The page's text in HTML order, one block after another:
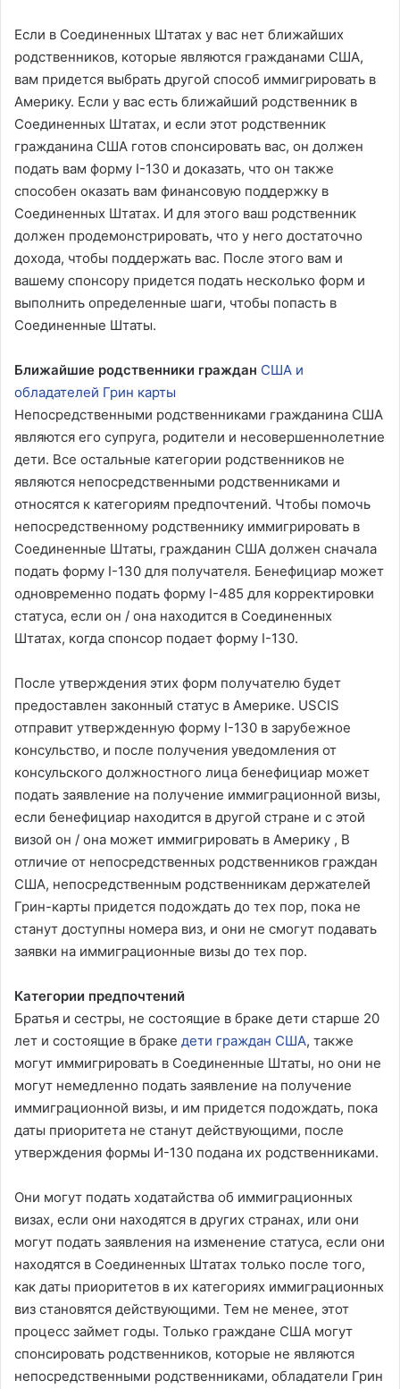
Если в Соединенных Штатах у вас нет ближайших
родственников, которые являются гражданами США,
вам придется выбрать другой способ иммигрировать в
Америку. Если у вас есть ближайший родственник в
Соединенных Штатах, и если этот родственник
гражданина США готов спонсировать вас, он должен
подать вам форму I-130 и доказать, что он также
способен оказать вам финансовую поддержку в
Соединенных Штатах. И для этого ваш родственник
должен продемонстрировать, что у него достаточно
дохода, чтобы поддержать вас. После этого вам и
вашему спонсору придется подать несколько форм и
выполнить определенные шаги, чтобы попасть в
Соединенные Штаты.
Ближайшие родственники граждан США и
обладателей Грин карты
Непосредственными родственниками гражданина США
являются его супруга, родители и несовершеннолетние
дети. Все остальные категории родственников не
являются непосредственными родственниками и
относятся к категориям предпочтений. Чтобы помочь
непосредственному родственнику иммигрировать в
Соединенные Штаты, гражданин США должен сначала
подать форму I-130 для получателя. Бенефициар может
одновременно подать форму I-485 для корректировки
статуса, если он / она находится в Соединенных
Штатах, когда спонсор подает форму I-130.
После утверждения этих форм получателю будет
предоставлен законный статус в Америке. USCIS
отправит утвержденную форму I-130 в зарубежное
консульство, и после получения уведомления от
консульского должностного лица бенефициар может
подать заявление на получение иммиграционной визы,
если бенефициар находится в другой стране и с этой
визой он / она может иммигрировать в Америку , В
отличие от непосредственных родственников граждан
США, непосредственным родственникам держателей
Грин-карты придется подождать до тех пор, пока не
станут доступны номера виз, и они не смогут подавать
заявки на иммиграционные визы до тех пор.
Категории предпочтений
Братья и сестры, не состоящие в браке дети старше 20
лет и состоящие в браке дети граждан США, также
могут иммигрировать в Соединенные Штаты, но они не
могут немедленно подать заявление на получение
иммиграционной визы, и им придется подождать, пока
даты приоритета не станут действующими, после
утверждения формы И-130 подана их родственниками.
Они могут подать ходатайства об иммиграционных
визах, если они находятся в других странах, или они
могут подать заявления на изменение статуса, если они
находятся в Соединенных Штатах только после того,
как даты приоритетов в их категориях иммиграционных
виз становятся действующими. Тем не менее, этот
процесс займет годы. Только граждане США могут
спонсировать родственников, которые не являются
непосредственными родственниками, обладатели Грин